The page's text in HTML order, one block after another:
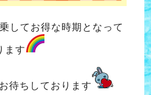
してお得な時期となって
ます
待ちしております